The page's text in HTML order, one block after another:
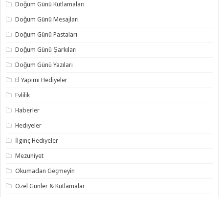
Doğum Günü Kutlamaları
Doğum Günü Mesajları
Doğum Günü Pastaları
Doğum Günü Şarkıları
Doğum Günü Yazıları
El Yapımı Hediyeler
Evlilik
Haberler
Hediyeler
İlginç Hediyeler
Mezuniyet
Okumadan Geçmeyin
Özel Günler & Kutlamalar